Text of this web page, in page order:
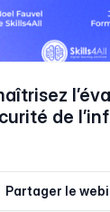
de
Partager le